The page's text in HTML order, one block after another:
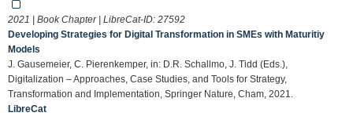
2021 | Book Chapter | LibreCat-ID: 27592
Developing Strategies for Digital Transformation in SMEs with Maturitiy
Models
J. Gausemeier, C. Pierenkemper, in: D.R. Schallmo, J. Tidd (Eds.),
Digitalization – Approaches, Case Studies, and Tools for Strategy,
Transformation and Implementation, Springer Nature, Cham, 2021.
LibreCat